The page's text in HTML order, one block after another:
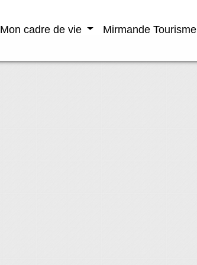
Mon cadre de vie Mirmande Tourisme